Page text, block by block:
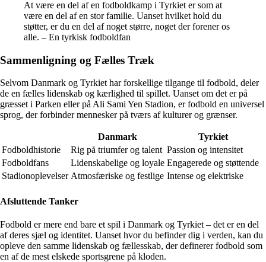
At være en del af en fodboldkamp i Tyrkiet er som at
være en del af en stor familie. Uanset hvilket hold du
støtter, er du en del af noget større, noget der forener os
alle. – En tyrkisk fodboldfan
Sammenligning og Fælles Træk
Selvom Danmark og Tyrkiet har forskellige tilgange til fodbold, deler
de en fælles lidenskab og kærlighed til spillet. Uanset om det er på
græsset i Parken eller på Ali Sami Yen Stadion, er fodbold en universel
sprog, der forbinder mennesker på tværs af kulturer og grænser.
Danmark
Tyrkiet
Fodboldhistorie
Rig på triumfer og talent Passion og intensitet
Fodboldfans
Lidenskabelige og loyale Engagerede og støttende
Stadionoplevelser Atmosfæriske og festlige Intense og elektriske
Afsluttende Tanker
Fodbold er mere end bare et spil i Danmark og Tyrkiet – det er en del
af deres sjæl og identitet. Uanset hvor du befinder dig i verden, kan du
opleve den samme lidenskab og fællesskab, der definerer fodbold som
en af de mest elskede sportsgrene på kloden.